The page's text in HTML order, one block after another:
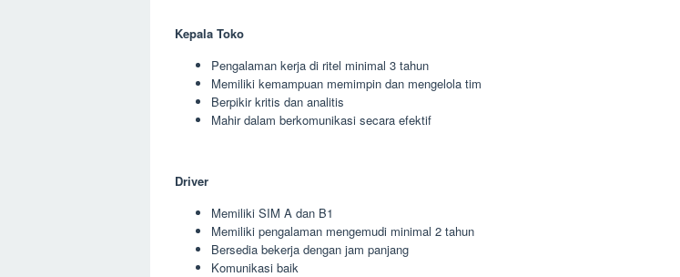
Kepala Toko
Pengalaman kerja di ritel minimal 3 tahun
Memiliki kemampuan memimpin dan mengelola tim
Berpikir kritis dan analitis
Mahir dalam berkomunikasi secara efektif
Driver
Memiliki SIM A dan B1
Memiliki pengalaman mengemudi minimal 2 tahun
Bersedia bekerja dengan jam panjang
Komunikasi baik